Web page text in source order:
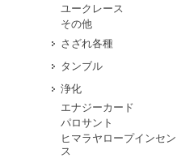
ユークレース
その他
さざれ各種
タンブル
浄化
エナジーカード
パロサント
ヒマラヤロープインセン
ス